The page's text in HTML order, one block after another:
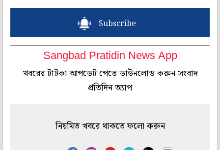
Subscribe
Sangbad Pratidin News App
খবরের টাটকা আপডেট পেতে ডাউনলোড করুন সংবাদ
প্রতিদিন অ্যাপ
নিয়মিত খবরে থাকতে ফলো করুন